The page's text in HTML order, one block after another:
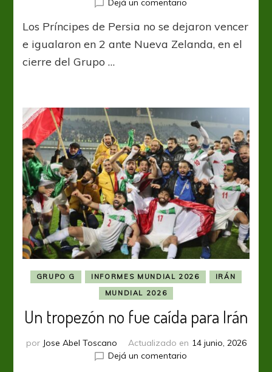
Dejá un comentario
Tym
Payne
Los Príncipes de Persia no se dejaron vencer
e igualaron en 2 ante Nueva Zelanda, en el
cierre del Grupo …
GRUPO G INFORMES MUNDIAL 2026
IRÁN
MUNDIAL 2026
Un tropezón no fue caída para Irán
por Jose Abel Toscano Actualizado en 14 junio, 2026
Dejá un comentarioen